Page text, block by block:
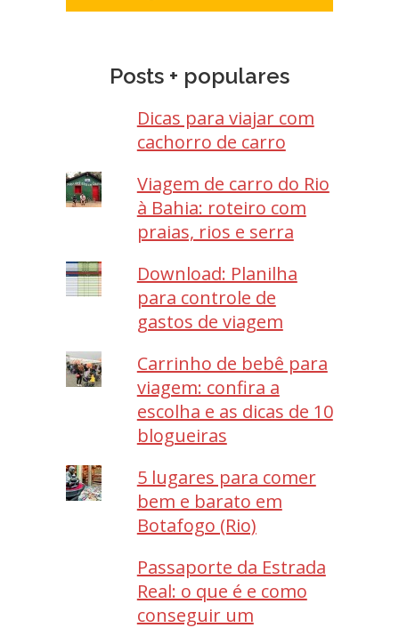
Posts + populares
Dicas para viajar com
cachorro de carro
Viagem de carro do Rio
à Bahia: roteiro com
praias, rios e serra
Download: Planilha
para controle de
gastos de viagem
Carrinho de bebê para
viagem: confira a
escolha e as dicas de 10
blogueiras
5 lugares para comer
bem e barato em
Botafogo (Rio)
Passaporte da Estrada
Real: o que é e como
conseguir um